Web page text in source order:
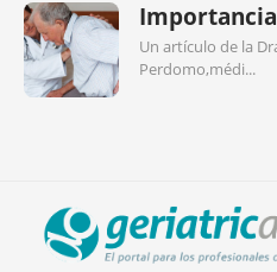
Un artículo de la
Perdomo,médi...